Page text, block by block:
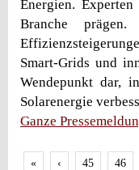
Energien.
Branche
Smart-Grids und
Wendepunkt dar,
Solarenergie
Ganze
« ‹ 45 46